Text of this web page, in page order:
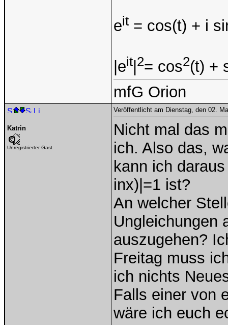
eit = cos(t) + i
|eit 2= cos2(t) +
mfG Orion
Katrin
Unregistrierter Gast
Veröffentlicht am Dienstag, den 02.
Nicht mal das
ich. Also das,
kann ich
inx)|=1 ist?
An welcher
Ungleichungen
auszugehen?
Freitag muss
ich nichts
Falls einer von
wäre ich euch